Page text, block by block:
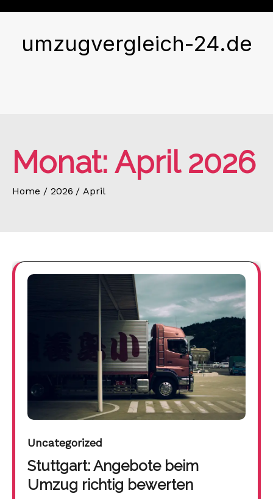
umzugvergleich-24.de
Monat: April 2026
Home 2026 April
Uncategorized
Stuttgart: Angebote beim
Umzug richtig bewerten